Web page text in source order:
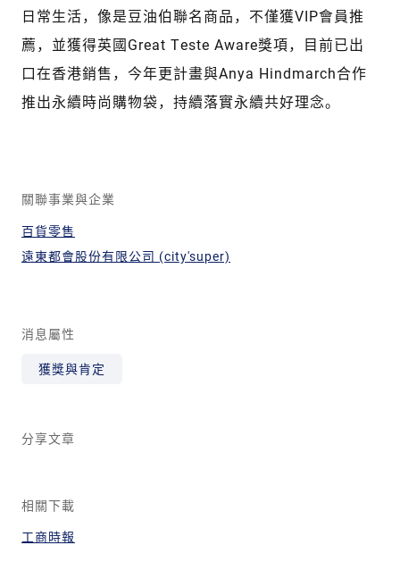
日常生活，像是豆油伯聯名商品，不僅獲VIP會員推
薦，並獲得英國Great Teste Aware獎項，目前已出
口在香港銷售，今年更計畫與Anya Hindmarch合作
推出永續時尚購物袋，持續落實永續共好理念。
關聯事業與企業
百貨零售
遠東都會股份有限公司 (city'super)
消息屬性
獲獎與肯定
分享文章
相關下載
工商時報